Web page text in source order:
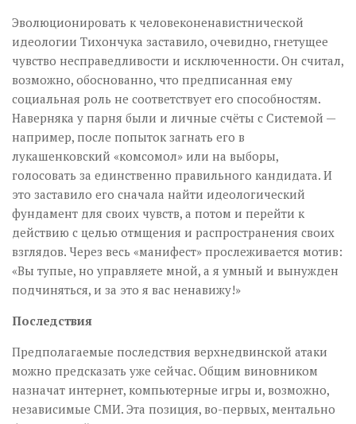
Эволюционировать к человеконенавистнической
идеологии Тихончука заставило, очевидно, гнетущее
чувство несправедливости и исключенности. Он считал,
возможно, обоснованно, что предписанная ему
социальная роль не соответствует его способностям.
Наверняка у парня были и личные счёты с Системой —
например, после попыток загнать его в
лукашенковский «комсомол» или на выборы,
голосовать за единственно правильного кандидата. И
это заставило его сначала найти идеологический
фундамент для своих чувств, а потом и перейти к
действию с целью отмщения и распространения своих
взглядов. Через весь «манифест» прослеживается мотив:
«Вы тупые, но управляете мной, а я умный и вынужден
подчиняться, и за это я вас ненавижу!»
Последствия
Предполагаемые последствия верхнедвинской атаки
можно предсказать уже сейчас. Общим виновником
назначат интернет, компьютерные игры и, возможно,
независимые СМИ. Эта позиция, во-первых, ментально